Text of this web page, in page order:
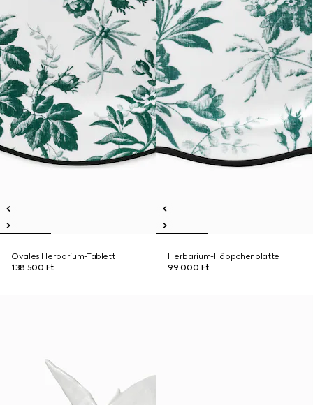
Ovales Herbarium-Tablett
138 500 Ft
Herbarium-Häppchenplatte
99 000 Ft